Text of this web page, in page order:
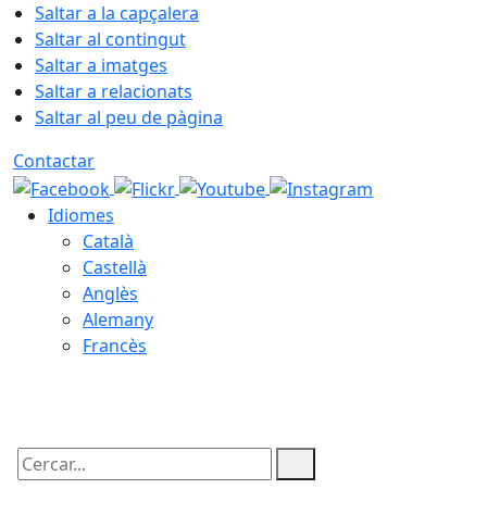
Saltar a la capçalera
Saltar al contingut
Saltar a imatges
Saltar a relacionats
Saltar al peu de pàgina
Contactar
Idiomes
Català
Castellà
Anglès
Alemany
Francès
Cercar: